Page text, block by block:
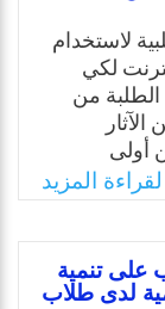
وتقدم
لاستخدام
لكي
الطلبة من
الآثار
أولى
والتي
ومحاولة
تكون مهمة
تغذية
لقراءة المزيد
على تنمية
لدى طلاب